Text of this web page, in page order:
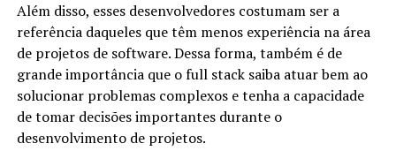
Além disso, esses desenvolvedores costumam ser a
referência daqueles que têm menos experiência na área
de projetos de software. Dessa forma, também é de
grande importância que o full stack saiba atuar bem ao
solucionar problemas complexos e tenha a capacidade
de tomar decisões importantes durante o
desenvolvimento de projetos.